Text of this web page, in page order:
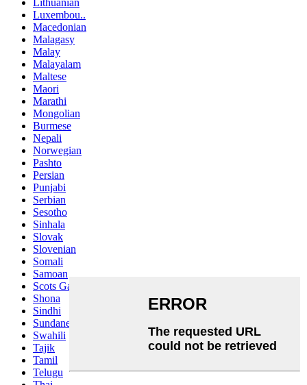
Luxembou..
Macedonian
Malagasy
Malay
Malayalam
Maltese
Maori
Marathi
Mongolian
Burmese
Nepali
Norwegian
Pashto
Persian
Punjabi
Serbian
Sesotho
Sinhala
Slovak
Slovenian
Somali
Samoan
Scots Gaelic
Shona
Sindhi
Sundanese
Swahili
Tajik
Tamil
Telugu